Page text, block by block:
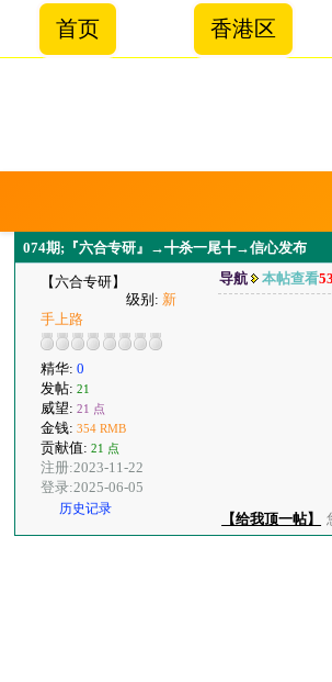
首页 香港区
074期;『六合专研』→╋杀一尾╋→信心发布
【六合专研】
级别: 新
手上路
精华:0
发帖:21
威望:21 点
金钱:354 RMB
贡献值:21 点
注册:2023-11-22
登录:2025-06-05
历史记录
导航 本帖查看
【给我顶一帖】